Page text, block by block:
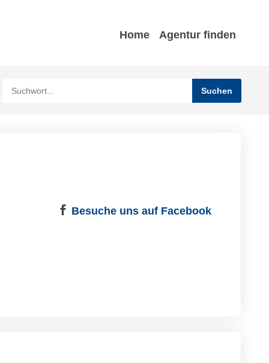
Home Agentur finden
Besuche uns auf Facebook